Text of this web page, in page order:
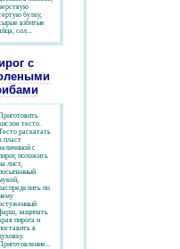
булку,
взбитые
сол...
с
тесто.
раскатать
пласт
с
положить
лист,
по
защипать
пирога и
в